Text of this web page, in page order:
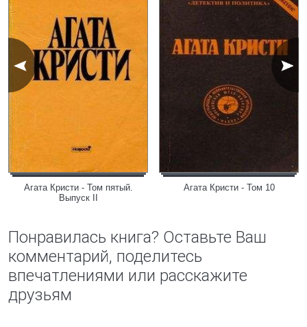
Агата Кристи - Том пятый.
Выпуск II
Агата Кристи - Том 10
Понравилась книга? Оставьте Ваш
комментарий, поделитесь
впечатлениями или расскажите
друзьям